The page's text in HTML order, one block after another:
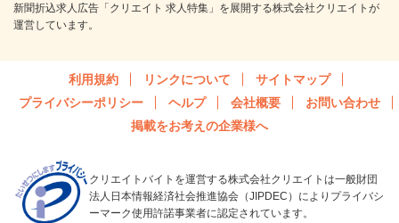
新聞折込求人広告「クリエイト 求人特集」を展開する株式会社クリエイトが
運営しています。
利用規約 リンクについて
サイトマップ
プライバシーポリシー
ヘルプ 会社概要
お問い合わせ
掲載をお考えの企業様へ
クリエイトバイトを運営する株式会社クリエイトは一般財団
法人日本情報経済社会推進協会（JIPDEC）によりプライバシ
ーマーク使用許諾事業者に認定されています。